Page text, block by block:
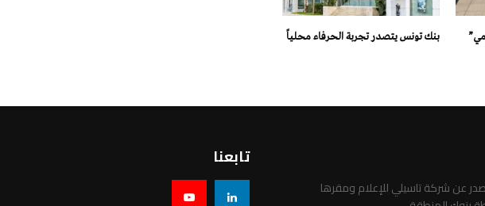
بنك تونس يتصدر تجربة الحرفاء محلياً
عن شركة تاسيلي للإعلام ومقرها
تابعنا